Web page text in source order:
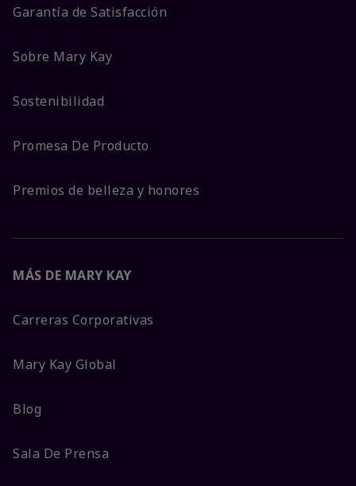
Garantía de Satisfacción
Sobre Mary Kay
Sostenibilidad
Promesa De Producto
Premios de belleza y honores
MÁS DE MARY KAY
Carreras Corporativas
Mary Kay Global
Blog
Sala De Prensa